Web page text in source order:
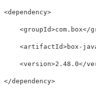
<dependency>
<groupId>com.box</
<artifactId>box-
<version>2.48.0</